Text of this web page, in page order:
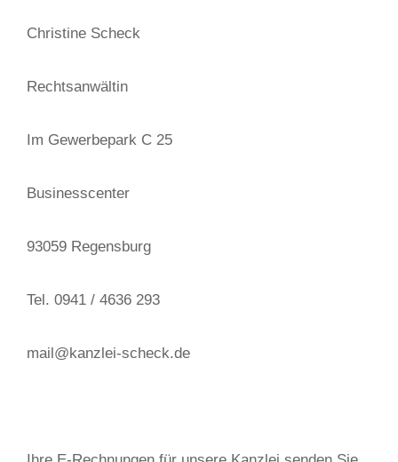
Christine Scheck
Rechtsanwältin
Im Gewerbepark C 25
Businesscenter
93059 Regensburg
Tel. 0941 / 4636 293
mail@kanzlei-scheck.de